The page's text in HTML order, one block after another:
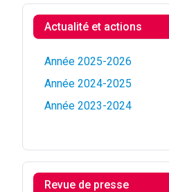
Actualité et actions
Année 2025-2026
Année 2024-2025
Année 2023-2024
Revue de presse